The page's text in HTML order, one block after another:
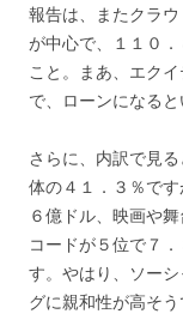
報告は、またクラ
が中心で、１１０
こと。まあ、エク
で、ローンになると
さらに、内訳で見
体の４１．３％で
６億ドル、映画や
コードが５位で７
す。やはり、ソー
グに親和性が高そう